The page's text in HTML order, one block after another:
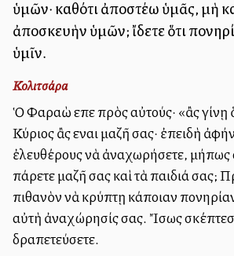
ὑμῶν· καθότι ἀποστέλλω ὑμᾶς, μὴ
ἀποσκευὴν ὑμῶν; ἴδετε ὅτι
ὑμῖν.
Κολιτσάρα
Ὁ Φαραὼ εἶπε πρὸς αὐτούς· «ἂς γίνῃ
Κύριος ἂς εἶναι μαζῆ σας· ἐπειδὴ
ἐλευθέρους νὰ ἀναχωρήσετε, μήπως
πάρετε μαζῆ σας καὶ τὰ παιδιά σας;
πιθανὸν νὰ κρύπτῃ κάποιαν
αὐτὴ ἀναχώρησίς σας. Ἴσως
δραπετεύσετε.